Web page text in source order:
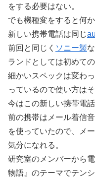
をする必要はない。
でも機種変をすると何
新しい携帯電話は同じau
前回と同じく ソニー製
ランドとしては初めて
細かいスペックは変わ
っているので使い方は
今はこの新しい携帯電
前の携帯はメール着信
を使っていたので、メ
気分になれる。
研究室のメンバーから
物語』のテーマでテン